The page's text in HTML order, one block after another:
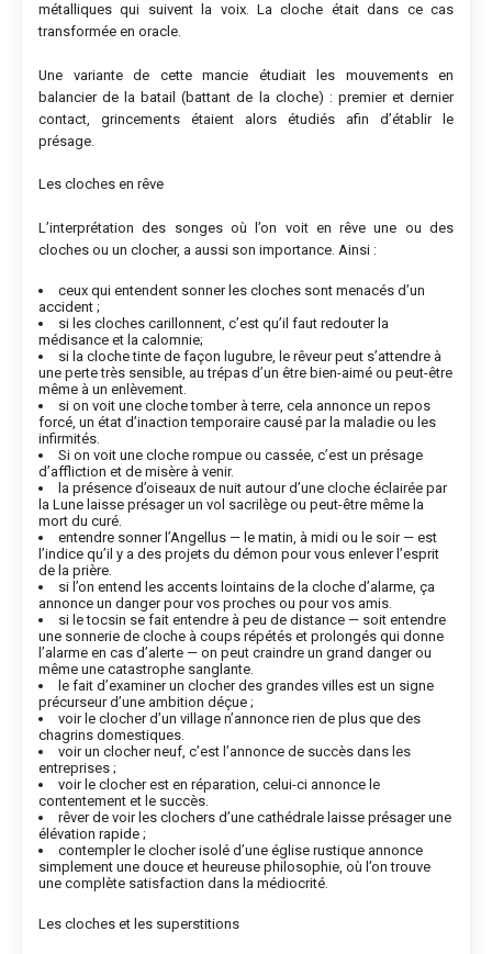
métalliques qui suivent la voix. La cloche était dans ce cas
transformée en oracle.
Une variante de cette mancie étudiait les mouvements en
balancier de la batail (battant de la cloche) : premier et dernier
contact, grincements étaient alors étudiés afin d’établir le
présage.
Les cloches en rêve
L’interprétation des songes où l’on voit en rêve une ou des
cloches ou un clocher, a aussi son importance. Ainsi :
ceux qui entendent sonner les cloches sont menacés d’un
accident ;
si les cloches carillonnent, c’est qu’il faut redouter la
médisance et la calomnie;
si la cloche tinte de façon lugubre, le rêveur peut s’attendre à
une perte très sensible, au trépas d’un être bien-aimé ou peut-être
même à un enlèvement.
si on voit une cloche tomber à terre, cela annonce un repos
forcé, un état d’inaction temporaire causé par la maladie ou les
infirmités.
Si on voit une cloche rompue ou cassée, c’est un présage
d’affliction et de misère à venir.
la présence d’oiseaux de nuit autour d’une cloche éclairée par
la Lune laisse présager un vol sacrilège ou peut-être même la
mort du curé.
entendre sonner l’Angellus — le matin, à midi ou le soir — est
l’indice qu’il y a des projets du démon pour vous enlever l’esprit
de la prière.
si l’on entend les accents lointains de la cloche d’alarme, ça
annonce un danger pour vos proches ou pour vos amis.
si le tocsin se fait entendre à peu de distance — soit entendre
une sonnerie de cloche à coups répétés et prolongés qui donne
l’alarme en cas d’alerte — on peut craindre un grand danger ou
même une catastrophe sanglante.
le fait d’examiner un clocher des grandes villes est un signe
précurseur d’une ambition déçue ;
voir le clocher d’un village n’annonce rien de plus que des
chagrins domestiques.
voir un clocher neuf, c’est l’annonce de succès dans les
entreprises ;
voir le clocher est en réparation, celui-ci annonce le
contentement et le succès.
rêver de voir les clochers d’une cathédrale laisse présager une
élévation rapide ;
contempler le clocher isolé d’une église rustique annonce
simplement une douce et heureuse philosophie, où l’on trouve
une complète satisfaction dans la médiocrité.
Les cloches et les superstitions